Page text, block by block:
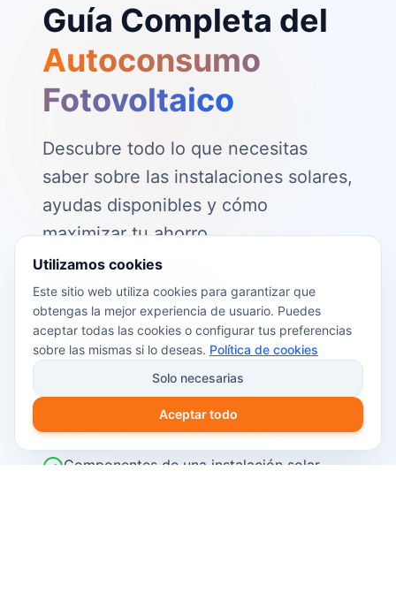
Guía Completa del
Autoconsumo
Fotovoltaico
Descubre todo lo que necesitas
saber sobre las instalaciones solares,
ayudas disponibles y cómo
maximizar tu ahorro.
📖 Contenido de la guía:
Cómo funciona el autoconsumo
fotovoltaico
Ayudas y subvenciones disponibles en
2026
Cálculo del retorno de inversión
Componentes de una instalación solar
Utilizamos cookies
Este sitio web utiliza cookies para garantizar que
obtengas la mejor experiencia de usuario. Puedes
aceptar todas las cookies o configurar tus preferencias
sobre las mismas si lo deseas. Política de cookies
Solo necesarias
Aceptar todo